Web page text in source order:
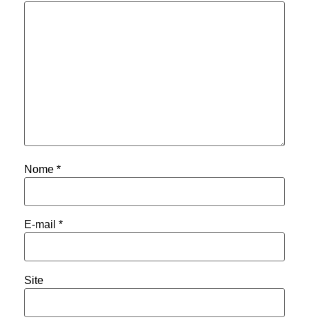
Nome *
E-mail *
Site